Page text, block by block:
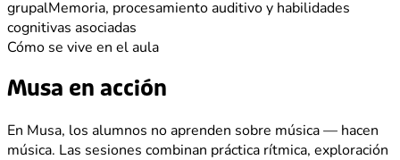
grupalMemoria, procesamiento auditivo y habilidades
cognitivas asociadas
Cómo se vive en el aula
Musa en acción
En Musa, los alumnos no aprenden sobre música — hacen
música. Las sesiones combinan práctica rítmica, exploración